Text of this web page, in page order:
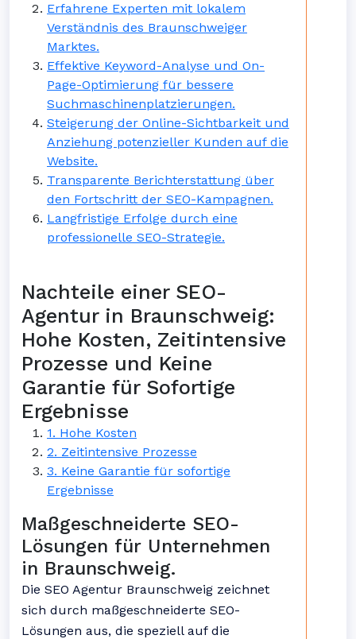
Erfahrene Experten mit lokalem
Verständnis des Braunschweiger
Marktes.
Effektive Keyword-Analyse und On-
Page-Optimierung für bessere
Suchmaschinenplatzierungen.
Steigerung der Online-Sichtbarkeit und
Anziehung potenzieller Kunden auf die
Website.
Transparente Berichterstattung über
den Fortschritt der SEO-Kampagnen.
Langfristige Erfolge durch eine
professionelle SEO-Strategie.
Nachteile einer SEO-
Agentur in Braunschweig:
Hohe Kosten, Zeitintensive
Prozesse und Keine
Garantie für Sofortige
Ergebnisse
1. Hohe Kosten
2. Zeitintensive Prozesse
3. Keine Garantie für sofortige
Ergebnisse
Maßgeschneiderte SEO-
Lösungen für Unternehmen
in Braunschweig.
Die SEO Agentur Braunschweig zeichnet
sich durch maßgeschneiderte SEO-
Lösungen aus, die speziell auf die